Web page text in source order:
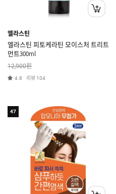
엘라스틴
엘라스틴 피토케라틴 모이스처 트리트
먼트300ml
12,900원
4.8 리뷰 104
47